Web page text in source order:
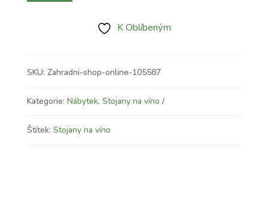
K Oblíbeným
SKU: Zahradni-shop-online-105587
Kategorie: Nábytek, Stojany na víno
Štítek: Stojany na víno